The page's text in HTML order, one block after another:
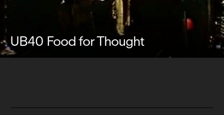
UB40 Food for Thought